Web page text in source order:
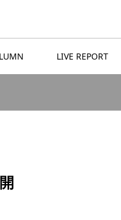
LIVE REPORT